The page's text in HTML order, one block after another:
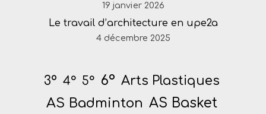
19 janvier 2026
Le travail d’architecture en upe2a
4 décembre 2025
3° 4° 5° 6° Arts Plastiques
AS Badminton AS Basket